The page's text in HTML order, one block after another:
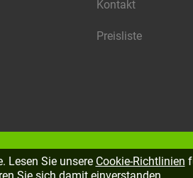
Kontakt
Preisliste
Lesen Sie unsere Cookie-Richtlinien